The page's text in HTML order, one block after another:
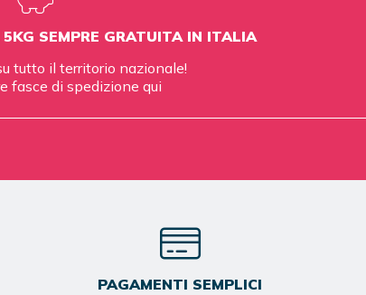
5KG SEMPRE GRATUITA IN ITALIA
tutto il territorio nazionale!
fasce di spedizione qui
PAGAMENTI SEMPLICI